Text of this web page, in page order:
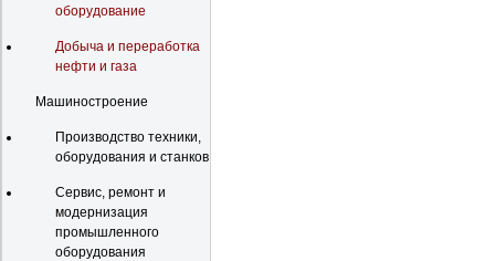
оборудование
Добыча и переработка
нефти и газа
Машиностроение
Производство техники,
оборудования и станков
Сервис, ремонт и
модернизация
промышленного
оборудования